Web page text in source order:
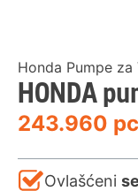
Honda Pumpe za
HONDA
243.960
Ovlašćeni